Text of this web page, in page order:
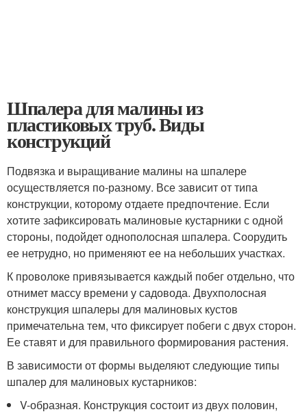
Шпалера для малины из
пластиковых труб. Виды
конструкций
Подвязка и выращивание малины на шпалере
осуществляется по-разному. Все зависит от типа
конструкции, которому отдаете предпочтение. Если
хотите зафиксировать малиновые кустарники с одной
стороны, подойдет однополосная шпалера. Соорудить
ее нетрудно, но применяют ее на небольших участках.
К проволоке привязывается каждый побег отдельно, что
отнимет массу времени у садовода. Двухполосная
конструкция шпалеры для малиновых кустов
примечательна тем, что фиксирует побеги с двух сторон.
Ее ставят и для правильного формирования растения.
В зависимости от формы выделяют следующие типы
шпалер для малиновых кустарников:
V-образная. Конструкция состоит из двух половин,